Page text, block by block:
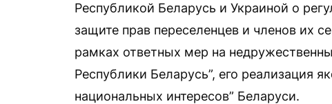
Республикой Беларусь и Украиной о
защите прав переселенцев и членов их
рамках ответных мер на
Республики Беларусь”, его реализация
национальных интересов” Беларуси.